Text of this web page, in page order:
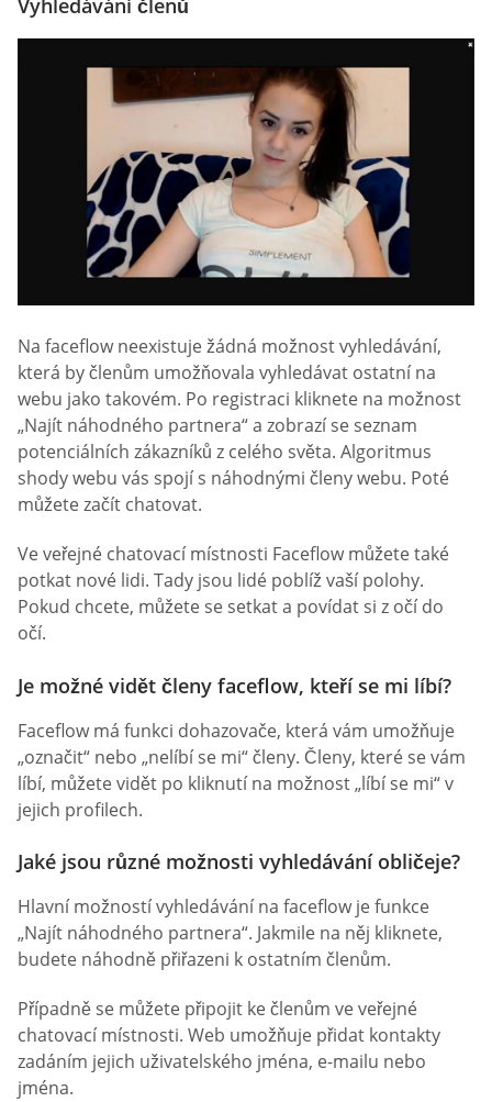
Na faceflow neexistuje žádná možnost vyhledávání,
která by členům umožňovala vyhledávat ostatní na
webu jako takovém. Po registraci kliknete na možnost
„Najít náhodného partnera“ a zobrazí se seznam
potenciálních zákazníků z celého světa. Algoritmus
shody webu vás spojí s náhodnými členy webu. Poté
můžete začít chatovat.
Ve veřejné chatovací místnosti Faceflow můžete také
potkat nové lidi. Tady jsou lidé poblíž vaší polohy.
Pokud chcete, můžete se setkat a povídat si z očí do
očí.
Je možné vidět členy faceflow, kteří se mi líbí?
Faceflow má funkci dohazovače, která vám umožňuje
„označit“ nebo „nelíbí se mi“ členy. Členy, které se vám
líbí, můžete vidět po kliknutí na možnost „líbí se mi“ v
jejich profilech.
Jaké jsou různé možnosti vyhledávání obličeje?
Hlavní možností vyhledávání na faceflow je funkce
„Najít náhodného partnera“. Jakmile na něj kliknete,
budete náhodně přiřazeni k ostatním členům.
Případně se můžete připojit ke členům ve veřejné
chatovací místnosti. Web umožňuje přidat kontakty
zadáním jejich uživatelského jména, e-mailu nebo
jména.